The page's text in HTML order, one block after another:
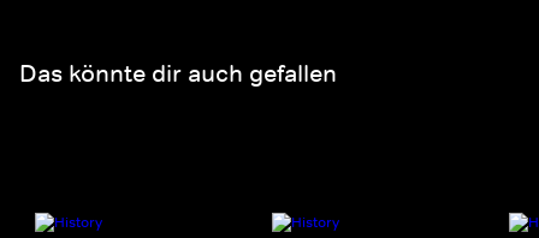
Das könnte dir auch gefallen